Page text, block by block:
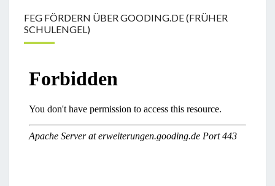
FEG FÖRDERN ÜBER GOODING.DE (FRÜHER
SCHULENGEL)